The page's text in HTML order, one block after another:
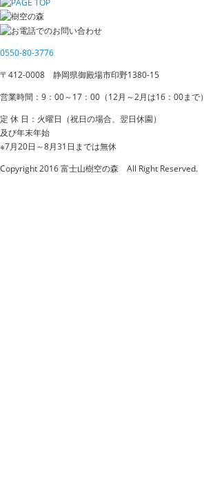
0550-80-3776
〒412-0008 静岡県御殿場市印野1380-15
営業時間：9：00～17：00（12月～2月は16：00まで）
定 休 日 ：火曜日（祝日の場合、翌日休園）
及び年末年始
※7月20日～8月31日までは無休
Copyright 2016 富士山樹空の森 All Right Reserved.